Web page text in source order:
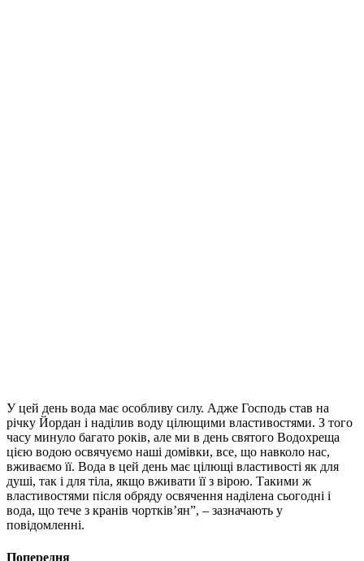
У цей день вода має особливу силу. Адже Господь став на
річку Йордан і наділив воду цілющими властивостями. З того
часу минуло багато років, але ми в день святого Водохреща
цією водою освячуємо наші домівки, все, що навколо нас,
вживаємо її. Вода в цей день має цілющі властивості як для
душі, так і для тіла, якщо вживати її з вірою. Такими ж
властивостями після обряду освячення наділена сьогодні і
вода, що тече з кранів чортків’ян”, – зазначають у
повідомленні.
Попередня